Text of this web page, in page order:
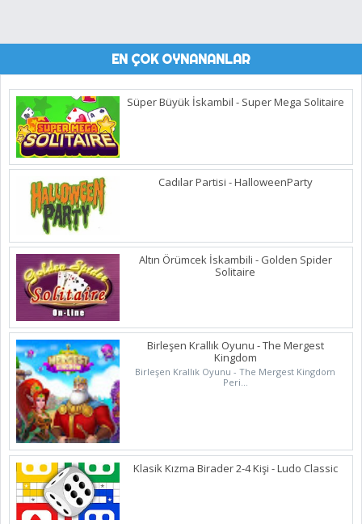
EN ÇOK OYNANANLAR
Süper Büyük İskambil - Super Mega Solitaire
Cadılar Partisi - HalloweenParty
Altın Örümcek İskambili - Golden Spider
Solitaire
Birleşen Krallık Oyunu - The Mergest
Kingdom
Birleşen Krallık Oyunu - The Mergest Kingdom
Peri...
Klasik Kızma Birader 2-4 Kişi - Ludo Classic